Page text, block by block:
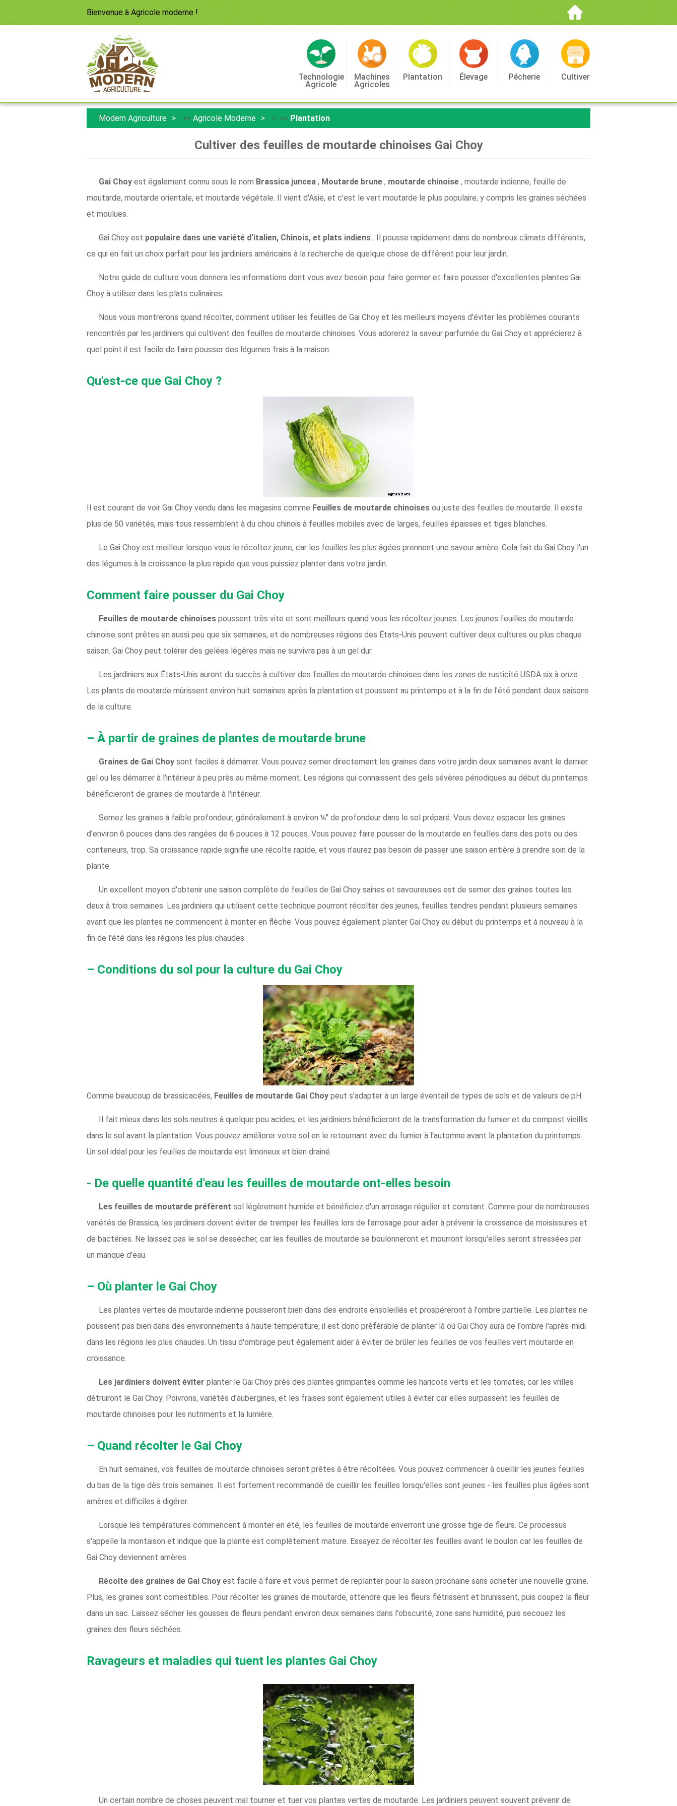
Bienvenue à Agricole moderne !
Technologie
Agricole
Machines
Agricoles
Plantation Élevage Pêcherie Cultiver
Modern Agriculture >> Agricole Moderne > >> Plantation
Cultiver des feuilles de moutarde chinoises Gai Choy
Gai Choy est également connu sous le nom Brassica juncea , Moutarde brune , moutarde chinoise , moutarde indienne, feuille de
moutarde, moutarde orientale, et moutarde végétale. Il vient d'Asie, et c'est le vert moutarde le plus populaire, y compris les graines séchées
et moulues.
Gai Choy est populaire dans une variété d'italien, Chinois, et plats indiens . Il pousse rapidement dans de nombreux climats différents,
ce qui en fait un choix parfait pour les jardiniers américains à la recherche de quelque chose de différent pour leur jardin.
Notre guide de culture vous donnera les informations dont vous avez besoin pour faire germer et faire pousser d'excellentes plantes Gai
Choy à utiliser dans les plats culinaires.
Nous vous montrerons quand récolter, comment utiliser les feuilles de Gai Choy et les meilleurs moyens d'éviter les problèmes courants
rencontrés par les jardiniers qui cultivent des feuilles de moutarde chinoises. Vous adorerez la saveur parfumée du Gai Choy et apprécierez à
quel point il est facile de faire pousser des légumes frais à la maison.
Qu'est-ce que Gai Choy ?
Il est courant de voir Gai Choy vendu dans les magasins comme Feuilles de moutarde chinoises ou juste des feuilles de moutarde. Il existe
plus de 50 variétés, mais tous ressemblent à du chou chinois à feuilles mobiles avec de larges, feuilles épaisses et tiges blanches.
Le Gai Choy est meilleur lorsque vous le récoltez jeune, car les feuilles les plus âgées prennent une saveur amère. Cela fait du Gai Choy l'un
des légumes à la croissance la plus rapide que vous puissiez planter dans votre jardin.
Comment faire pousser du Gai Choy
Feuilles de moutarde chinoises poussent très vite et sont meilleurs quand vous les récoltez jeunes. Les jeunes feuilles de moutarde
chinoise sont prêtes en aussi peu que six semaines, et de nombreuses régions des États-Unis peuvent cultiver deux cultures ou plus chaque
saison. Gai Choy peut tolérer des gelées légères mais ne survivra pas à un gel dur.
Les jardiniers aux États-Unis auront du succès à cultiver des feuilles de moutarde chinoises dans les zones de rusticité USDA six à onze.
Les plants de moutarde mûrissent environ huit semaines après la plantation et poussent au printemps et à la fin de l'été pendant deux saisons
de la culture.
– À partir de graines de plantes de moutarde brune
Graines de Gai Choy sont faciles à démarrer. Vous pouvez semer directement les graines dans votre jardin deux semaines avant le dernier
gel ou les démarrer à l'intérieur à peu près au même moment. Les régions qui connaissent des gels sévères périodiques au début du printemps
bénéficieront de graines de moutarde à l'intérieur.
Semez les graines à faible profondeur, généralement à environ ¼" de profondeur dans le sol préparé. Vous devez espacer les graines
d'environ 6 pouces dans des rangées de 6 pouces à 12 pouces. Vous pouvez faire pousser de la moutarde en feuilles dans des pots ou des
conteneurs, trop. Sa croissance rapide signifie une récolte rapide, et vous n'aurez pas besoin de passer une saison entière à prendre soin de la
plante.
Un excellent moyen d'obtenir une saison complète de feuilles de Gai Choy saines et savoureuses est de semer des graines toutes les
deux à trois semaines. Les jardiniers qui utilisent cette technique pourront récolter des jeunes, feuilles tendres pendant plusieurs semaines
avant que les plantes ne commencent à monter en flèche. Vous pouvez également planter Gai Choy au début du printemps et à nouveau à la
fin de l'été dans les régions les plus chaudes.
– Conditions du sol pour la culture du Gai Choy
Comme beaucoup de brassicacées, Feuilles de moutarde Gai Choy peut s'adapter à un large éventail de types de sols et de valeurs de pH.
Il fait mieux dans les sols neutres à quelque peu acides, et les jardiniers bénéficieront de la transformation du fumier et du compost vieillis
dans le sol avant la plantation. Vous pouvez améliorer votre sol en le retournant avec du fumier à l'automne avant la plantation du printemps.
Un sol idéal pour les feuilles de moutarde est limoneux et bien drainé.
- De quelle quantité d'eau les feuilles de moutarde ont-elles besoin
Les feuilles de moutarde préfèrent sol légèrement humide et bénéficiez d'un arrosage régulier et constant. Comme pour de nombreuses
variétés de Brassica, les jardiniers doivent éviter de tremper les feuilles lors de l'arrosage pour aider à prévenir la croissance de moisissures et
de bactéries. Ne laissez pas le sol se dessécher, car les feuilles de moutarde se boulonneront et mourront lorsqu'elles seront stressées par
un manque d'eau.
– Où planter le Gai Choy
Les plantes vertes de moutarde indienne pousseront bien dans des endroits ensoleillés et prospéreront à l'ombre partielle. Les plantes ne
poussent pas bien dans des environnements à haute température, il est donc préférable de planter là où Gai Choy aura de l'ombre l'après-midi
dans les régions les plus chaudes. Un tissu d'ombrage peut également aider à éviter de brûler les feuilles de vos feuilles vert moutarde en
croissance.
Les jardiniers doivent éviter planter le Gai Choy près des plantes grimpantes comme les haricots verts et les tomates, car les vrilles
détruiront le Gai Choy. Poivrons, variétés d'aubergines, et les fraises sont également utiles à éviter car elles surpassent les feuilles de
moutarde chinoises pour les nutriments et la lumière.
– Quand récolter le Gai Choy
En huit semaines, vos feuilles de moutarde chinoises seront prêtes à être récoltées. Vous pouvez commencer à cueillir les jeunes feuilles
du bas de la tige dès trois semaines. Il est fortement recommandé de cueillir les feuilles lorsqu'elles sont jeunes - les feuilles plus âgées sont
amères et difficiles à digérer.
Lorsque les températures commencent à monter en été, les feuilles de moutarde enverront une grosse tige de fleurs. Ce processus
s'appelle la montaison et indique que la plante est complètement mature. Essayez de récolter les feuilles avant le boulon car les feuilles de
Gai Choy deviennent amères.
Récolte des graines de Gai Choy est facile à faire et vous permet de replanter pour la saison prochaine sans acheter une nouvelle graine.
Plus, les graines sont comestibles. Pour récolter les graines de moutarde, attendre que les fleurs flétrissent et brunissent, puis coupez la fleur
dans un sac. Laissez sécher les gousses de fleurs pendant environ deux semaines dans l'obscurité, zone sans humidité, puis secouez les
graines des fleurs séchées.
Ravageurs et maladies qui tuent les plantes Gai Choy
Un certain nombre de choses peuvent mal tourner et tuer vos plantes vertes de moutarde. Les jardiniers peuvent souvent prévenir de